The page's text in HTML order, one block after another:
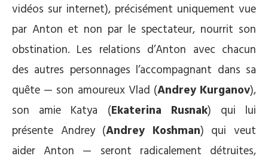
vidéos sur internet), précisément uniquement vue
par Anton et non par le spectateur, nourrit son
obstination. Les relations d’Anton avec chacun
des autres personnages l’accompagnant dans sa
quête — son amoureux Vlad (Andrey Kurganov),
son amie Katya (Ekaterina Rusnak) qui lui
présente Andrey (Andrey Koshman) qui veut
aider Anton — seront radicalement détruites,